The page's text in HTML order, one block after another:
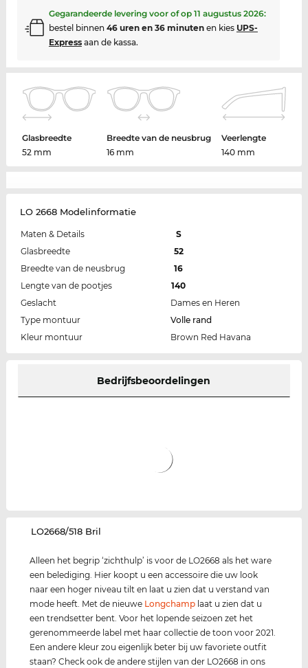
Gegarandeerde levering voor of op 11 augustus 2026:
bestel binnen 46 uren en 36 minutenen kies UPS-
Expressaan de kassa.
Glasbreedte
52 mm
Breedte van de neusbrug
16 mm
Veerlengte
140 mm
LO 2668 Modelinformatie
Maten & Details
S
Glasbreedte
52
Breedte van de neusbrug
16
Lengte van de pootjes
140
Geslacht
Dames en Heren
Type montuur
Volle rand
Kleur montuur
Brown Red Havana
Bedrijfsbeoordelingen
‌LO2668/518 Bril
Alleen het begrip ‘zichthulp’ is voor de LO2668 als het ware
een belediging. Hier koopt u een accessoire die uw look
naar een hoger niveau tilt en laat u zien dat u verstand van
mode heeft. Met de nieuwe Longchamp laat u zien dat u
een trendsetter bent. Voor het lopende seizoen zet het
gerenommeerde label met haar collectie de toon voor 2021.
Een andere kleur zou eigenlijk beter bij uw favoriete outfit
staan? Check ook de andere stijlen van der LO2668 in ons